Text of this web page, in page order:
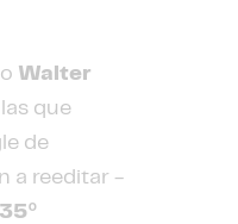
Walter
que
de
a reeditar -
35º